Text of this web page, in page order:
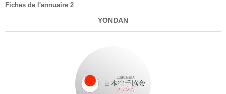
Fiches de l'annuaire 2
YONDAN